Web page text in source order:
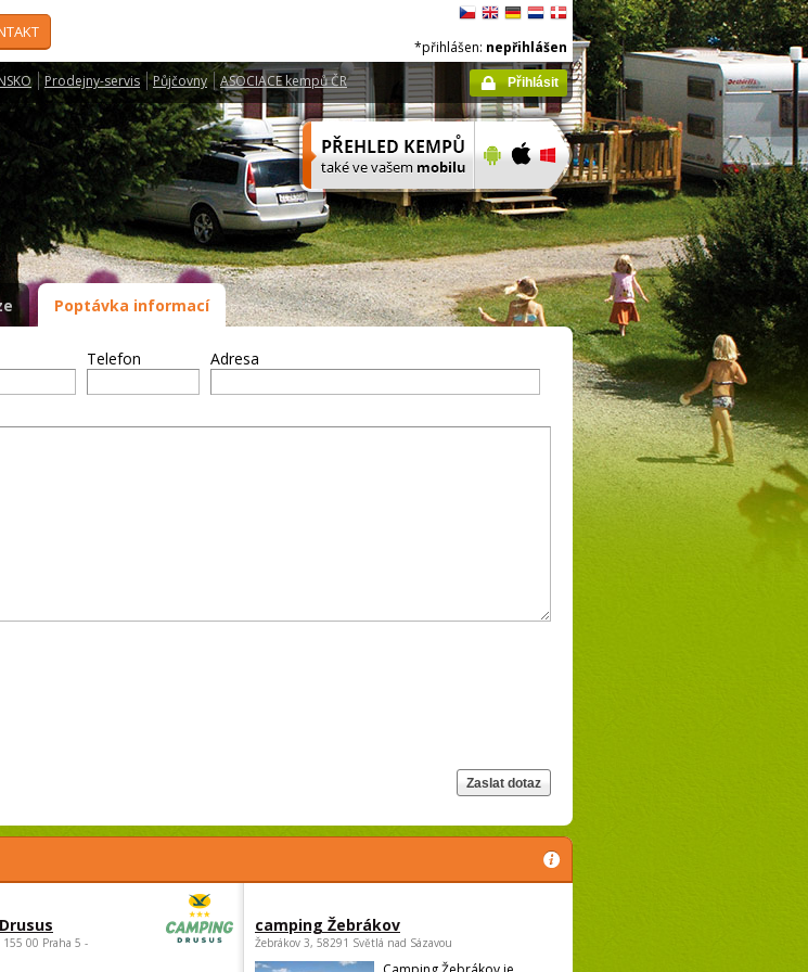
Prodejny-servis Půjčovny ASOCIACE kempů ČR
*přihlášen: nepřihlášen
Přihlásit
Poptávka informací
Telefon Adresa
155 00 Praha 5 -
camping Žebrákov
Žebrákov 3, 58291 Světlá nad Sázavou